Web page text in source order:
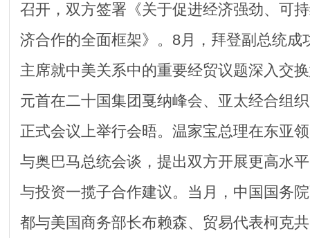
召开，双方签署《关于促进经济强劲、可
济合作的全面框架》。8月，拜登副总统成
主席就中美关系中的重要经贸议题深入交
元首在二十国集团戛纳峰会、亚太经合组
正式会议上举行会晤。温家宝总理在东亚
与奥巴马总统会谈，提出双方开展更高水
与投资一揽子合作建议。当月，中国国务
都与美国商务部长布赖森、贸易代表柯克